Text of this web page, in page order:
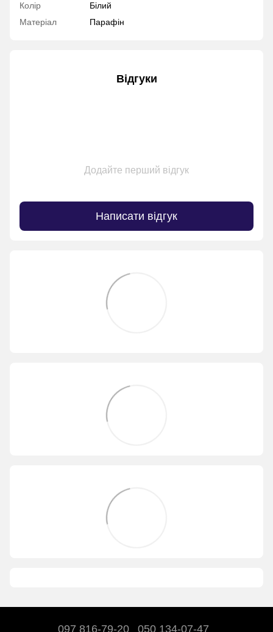
Колір
Білий
Матеріал
Парафін
Відгуки
Додайте перший відгук
Написати відгук
097 816-79-20 050 134-07-47